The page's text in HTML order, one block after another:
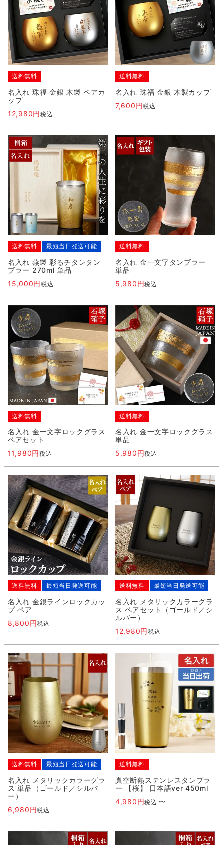
送料無料
名入れ 珠福 金銀 木製 ペアカ
ップ
12,980
税込
送料無料
名入れ 珠福 金銀 木製カップ
7,600
税込
送料無料 最短当日発送可能
名入れ 燕製 彩るチタンタン
ブラー 270ml 単品
15,000
税込
送料無料
名入れ 金一文字タンブラー
単品
5,980
税込
送料無料
名入れ 金一文字ロックグラス
ペアセット
11,980
税込
送料無料
名入れ 金一文字ロックグラス
単品
5,980
税込
送料無料 最短当日発送可能
名入れ 金銀ラインロックカッ
プ ペア
8,800
税込
送料無料 最短当日発送可能
名入れ メタリックカラーグラ
ス ペアセット（ゴールド／シ
ルバー）
12,980
税込
送料無料 最短当日発送可能
名入れ メタリックカラーグラ
ス 単品（ゴールド／シルバ
ー）
6,980
税込
送料無料
真空断熱ステンレスタンブラ
ー 【桜】 日本語ver 450ml
4,980
税込 〜